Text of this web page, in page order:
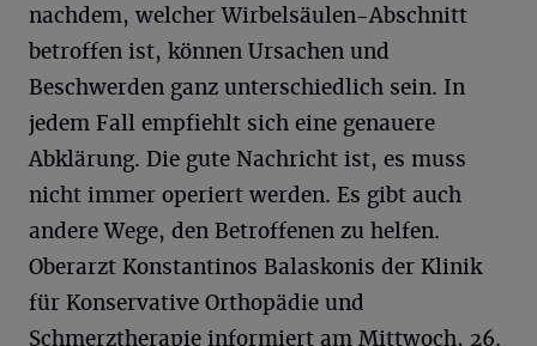
nachdem, welcher Wirbelsäulen-Abschnitt
betroffen ist, können Ursachen und
Beschwerden ganz unterschiedlich sein. In
jedem Fall empfiehlt sich eine genauere
Abklärung. Die gute Nachricht ist, es muss
nicht immer operiert werden. Es gibt auch
andere Wege, den Betroffenen zu helfen.
Oberarzt Konstantinos Balaskonis der Klinik
für Konservative Orthopädie und
Schmerztherapie informiert am Mittwoch, 26.